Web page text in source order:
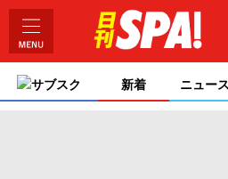
サブスク 新着 ニュース